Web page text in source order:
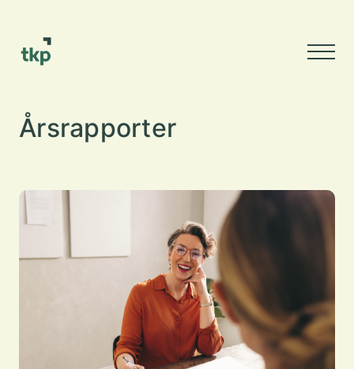
Årsrapporter